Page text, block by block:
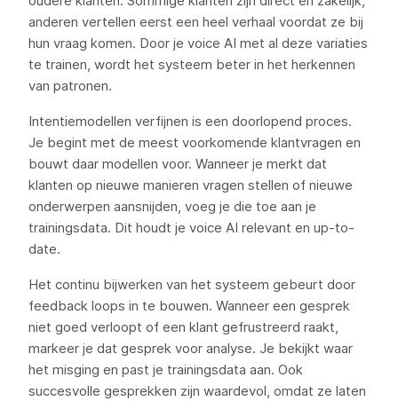
anderen vertellen eerst een heel verhaal voordat ze bij
hun vraag komen. Door je voice AI met al deze variaties
te trainen, wordt het systeem beter in het herkennen
van patronen.
Intentiemodellen verfijnen is een doorlopend proces.
Je begint met de meest voorkomende klantvragen en
bouwt daar modellen voor. Wanneer je merkt dat
klanten op nieuwe manieren vragen stellen of nieuwe
onderwerpen aansnijden, voeg je die toe aan je
trainingsdata. Dit houdt je voice AI relevant en up-to-
date.
Het continu bijwerken van het systeem gebeurt door
feedback loops in te bouwen. Wanneer een gesprek
niet goed verloopt of een klant gefrustreerd raakt,
markeer je dat gesprek voor analyse. Je bekijkt waar
het misging en past je trainingsdata aan. Ook
succesvolle gesprekken zijn waardevol, omdat ze laten